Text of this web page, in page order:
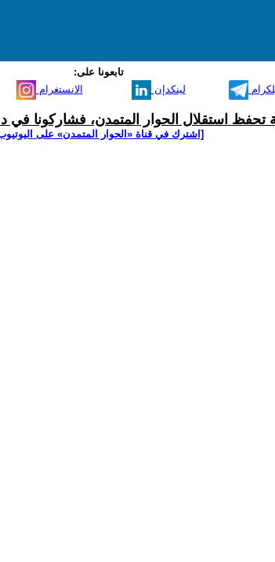
تابعونا على:
الانستغرام لينكدإن
تحفظ استقلال الحوار المتمدن، فشاركونا في
[اشترك في قناة ‫«الحوار المتمدن» على